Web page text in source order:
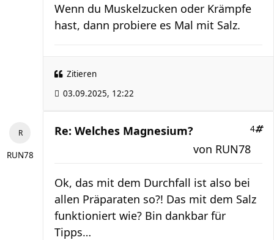
Wenn du Muskelzucken oder Krämpfe
hast, dann probiere es Mal mit Salz.
Zitieren
03.09.2025, 12:22
RUN78
Re: Welches Magnesium? 4
von RUN78
Ok, das mit dem Durchfall ist also bei
allen Präparaten so?! Das mit dem Salz
funktioniert wie? Bin dankbar für
Tipps…